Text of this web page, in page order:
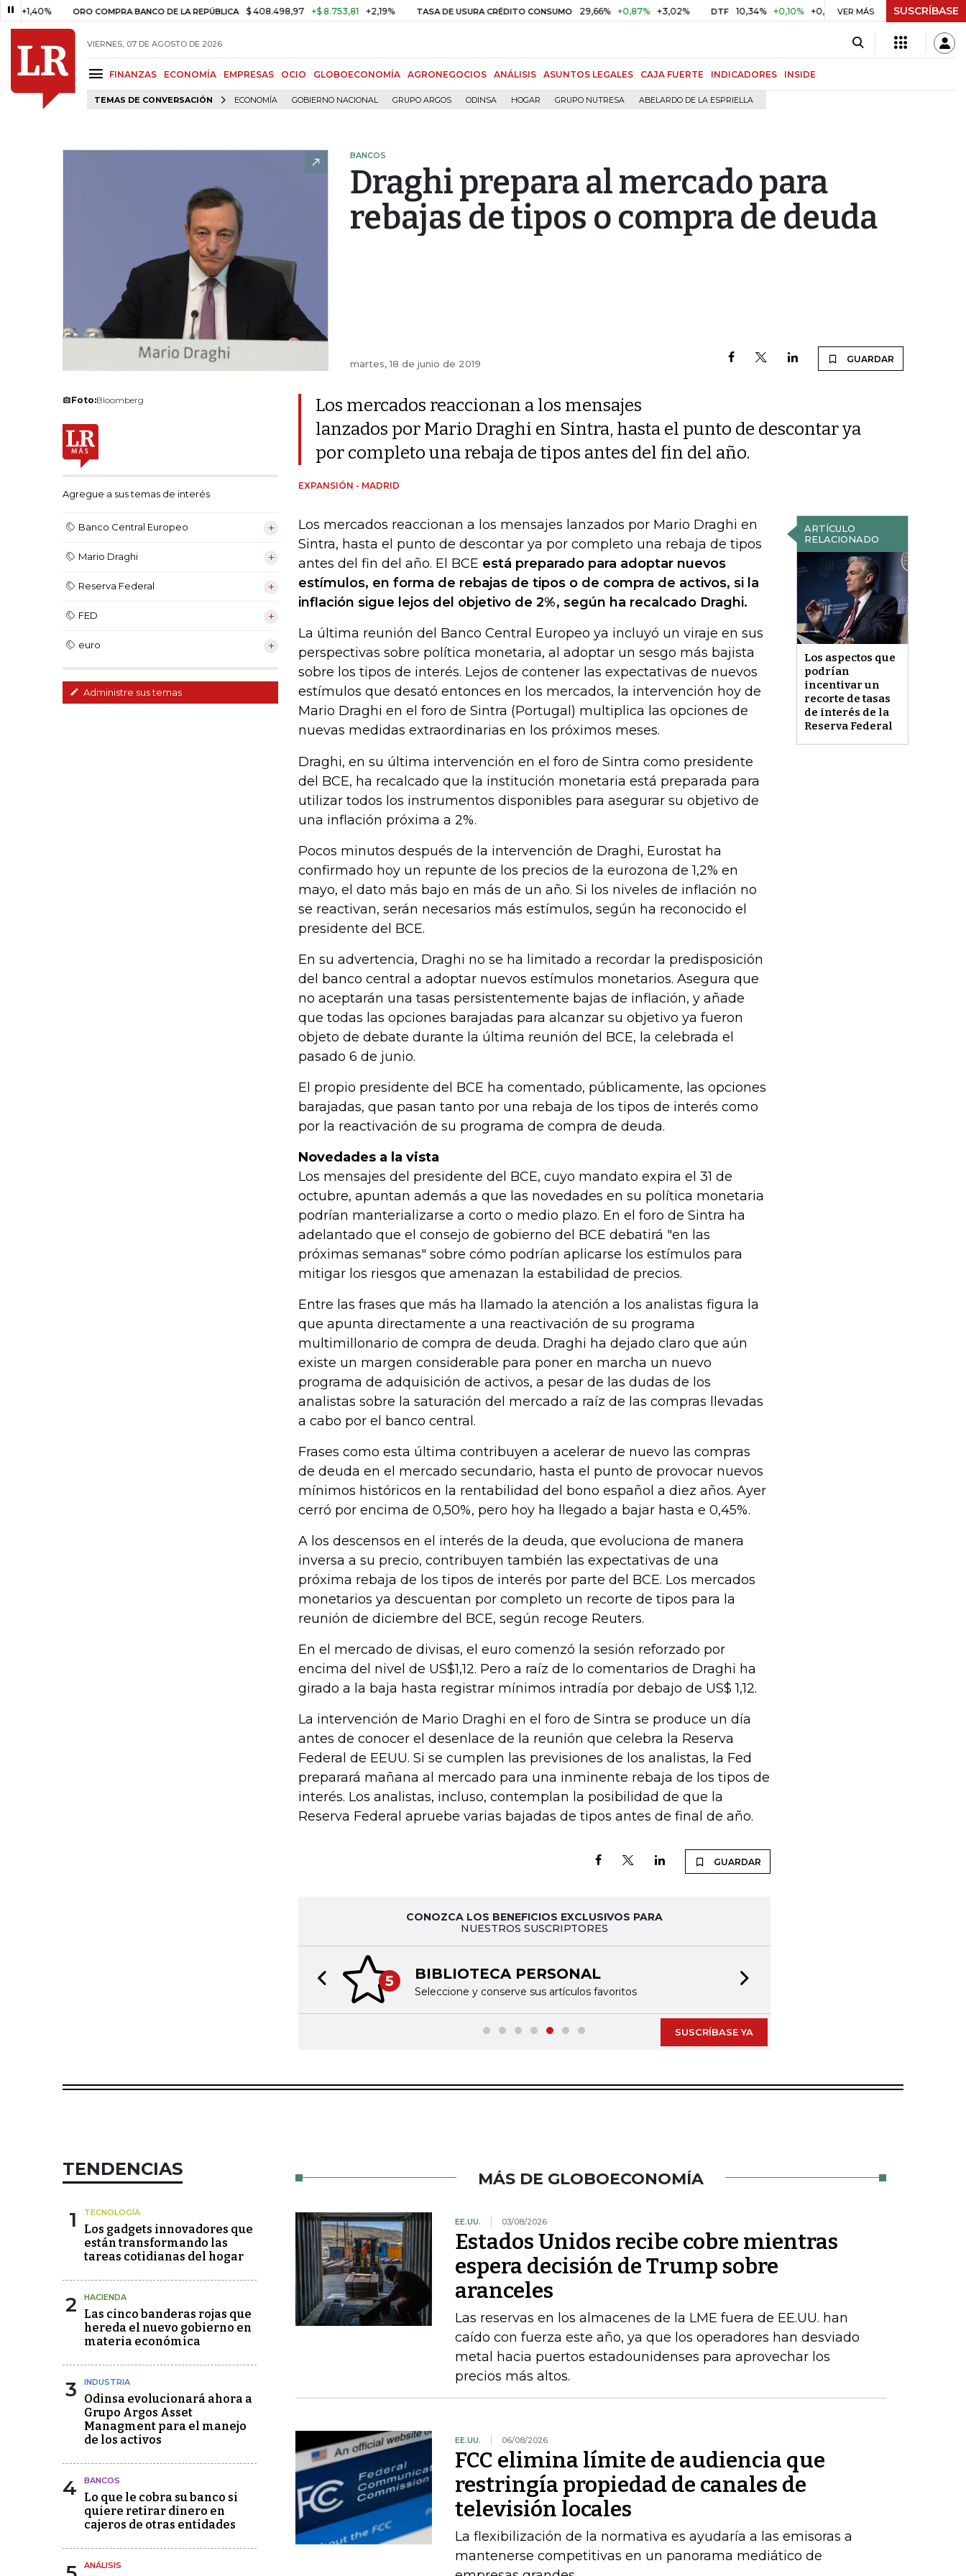
ORO COMPRA BANCO DE LA REPÚBLICA $ 408.498,97 +$ 8.753,81 +2,19% TASA DE USURA CRÉDITO CONSUMO 29,66% +0,87% +3,02% DTF 10,34% +0,10% +0,98% UVR $ 416,91 +$ 0,05 +0,01%
VER MÁS SUSCRÍBASE
VIERNES, 07 DE AGOSTO DE 2026
FINANZAS ECONOMÍA EMPRESAS OCIO GLOBOECONOMÍA AGRONEGOCIOS ANÁLISIS ASUNTOS LEGALES CAJA FUERTE INDICADORES INSIDE
TEMAS DE CONVERSACIÓN ECONOMÍA GOBIERNO NACIONAL GRUPO ARGOS ODINSA HOGAR GRUPO NUTRESA ABELARDO DE LA ESPRIELLA
BANCOS
Draghi prepara al mercado para
rebajas de tipos o compra de deuda
martes, 18 de junio de 2019 GUARDAR
Foto:Bloomberg
Agregue a sus temas de interés
Banco Central Europeo
Mario Draghi
Reserva Federal
FED
euro
Administre sus temas
Los mercados reaccionan a los mensajes
lanzados por Mario Draghi en Sintra, hasta el punto de descontar ya
por completo una rebaja de tipos antes del fin del año.
EXPANSIÓN - MADRID
ARTÍCULO
RELACIONADO
Los aspectos que
podrían
incentivar un
recorte de tasas
de interés de la
Reserva Federal
Los mercados reaccionan a los mensajes lanzados por Mario Draghi en
Sintra, hasta el punto de descontar ya por completo una rebaja de tipos
antes del fin del año. El BCE está preparado para adoptar nuevos
estímulos, en forma de rebajas de tipos o de compra de activos, si la
inflación sigue lejos del objetivo de 2%, según ha recalcado Draghi.
La última reunión del Banco Central Europeo ya incluyó un viraje en sus
perspectivas sobre política monetaria, al adoptar un sesgo más bajista
sobre los tipos de interés. Lejos de contener las expectativas de nuevos
estímulos que desató entonces en los mercados, la intervención hoy de
Mario Draghi en el foro de Sintra (Portugal) multiplica las opciones de
nuevas medidas extraordinarias en los próximos meses.
Draghi, en su última intervención en el foro de Sintra como presidente
del BCE, ha recalcado que la institución monetaria está preparada para
utilizar todos los instrumentos disponibles para asegurar su objetivo de
una inflación próxima a 2%.
Pocos minutos después de la intervención de Draghi, Eurostat ha
confirmado hoy un repunte de los precios de la eurozona de 1,2% en
mayo, el dato más bajo en más de un año. Si los niveles de inflación no
se reactivan, serán necesarios más estímulos, según ha reconocido el
presidente del BCE.
En su advertencia, Draghi no se ha limitado a recordar la predisposición
del banco central a adoptar nuevos estímulos monetarios. Asegura que
no aceptarán una tasas persistentemente bajas de inflación, y añade
que todas las opciones barajadas para alcanzar su objetivo ya fueron
objeto de debate durante la última reunión del BCE, la celebrada el
pasado 6 de junio.
El propio presidente del BCE ha comentado, públicamente, las opciones
barajadas, que pasan tanto por una rebaja de los tipos de interés como
por la reactivación de su programa de compra de deuda.
Novedades a la vista
Los mensajes del presidente del BCE, cuyo mandato expira el 31 de
octubre, apuntan además a que las novedades en su política monetaria
podrían manterializarse a corto o medio plazo. En el foro de Sintra ha
adelantado que el consejo de gobierno del BCE debatirá "en las
próximas semanas" sobre cómo podrían aplicarse los estímulos para
mitigar los riesgos que amenazan la estabilidad de precios.
Entre las frases que más ha llamado la atención a los analistas figura la
que apunta directamente a una reactivación de su programa
multimillonario de compra de deuda. Draghi ha dejado claro que aún
existe un margen considerable para poner en marcha un nuevo
programa de adquisición de activos, a pesar de las dudas de los
analistas sobre la saturación del mercado a raíz de las compras llevadas
a cabo por el banco central.
Frases como esta última contribuyen a acelerar de nuevo las compras
de deuda en el mercado secundario, hasta el punto de provocar nuevos
mínimos históricos en la rentabilidad del bono español a diez años. Ayer
cerró por encima de 0,50%, pero hoy ha llegado a bajar hasta e 0,45%.
A los descensos en el interés de la deuda, que evoluciona de manera
inversa a su precio, contribuyen también las expectativas de una
próxima rebaja de los tipos de interés por parte del BCE. Los mercados
monetarios ya descuentan por completo un recorte de tipos para la
reunión de diciembre del BCE, según recoge Reuters.
En el mercado de divisas, el euro comenzó la sesión reforzado por
encima del nivel de US$1,12. Pero a raíz de lo comentarios de Draghi ha
girado a la baja hasta registrar mínimos intradía por debajo de US$ 1,12.
La intervención de Mario Draghi en el foro de Sintra se produce un día
antes de conocer el desenlace de la reunión que celebra la Reserva
Federal de EEUU. Si se cumplen las previsiones de los analistas, la Fed
preparará mañana al mercado para una inminente rebaja de los tipos de
interés. Los analistas, incluso, contemplan la posibilidad de que la
Reserva Federal apruebe varias bajadas de tipos antes de final de año.
GUARDAR
CONOZCA LOS BENEFICIOS EXCLUSIVOS PARA
NUESTROS SUSCRIPTORES
5 BIBLIOTECA PERSONAL
Seleccione y conserve sus artículos favoritos
Previous slide
SUSCRÍBASE YA
TENDENCIAS
1 TECNOLOGÍA
Los gadgets innovadores que
están transformando las
tareas cotidianas del hogar
2 HACIENDA
Las cinco banderas rojas que
hereda el nuevo gobierno en
materia económica
3 INDUSTRIA
Odinsa evolucionará ahora a
Grupo Argos Asset
Managment para el manejo
de los activos
4 BANCOS
Lo que le cobra su banco si
quiere retirar dinero en
cajeros de otras entidades
ANÁLISIS
MÁS DE GLOBOECONOMÍA
EE.UU. 03/08/2026
Estados Unidos recibe cobre mientras
espera decisión de Trump sobre
aranceles
Las reservas en los almacenes de la LME fuera de EE.UU. han
caído con fuerza este año, ya que los operadores han desviado
metal hacia puertos estadounidenses para aprovechar los
precios más altos.
EE.UU. 06/08/2026
FCC elimina límite de audiencia que
restringía propiedad de canales de
televisión locales
La flexibilización de la normativa es ayudaría a las emisoras a
mantenerse competitivas en un panorama mediático de